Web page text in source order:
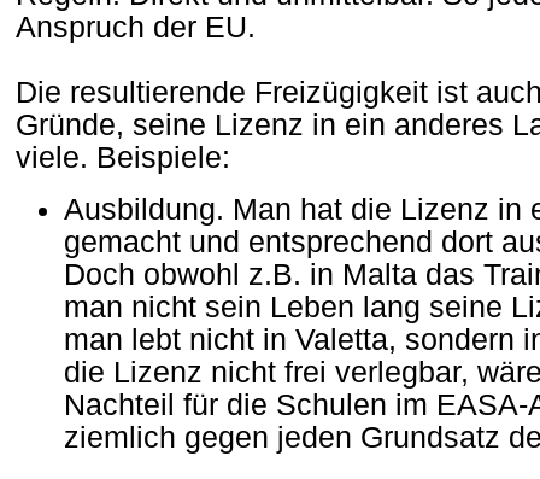
Anspruch der EU.
Die resultierende Freizügigkeit ist
Gründe, seine Lizenz in ein anderes
viele. Beispiele:
Ausbildung. Man hat die Lizenz in
gemacht und entsprechend dort
Doch obwohl z.B. in Malta das
man nicht sein Leben lang seine
man lebt nicht in Valetta, sondern
die Lizenz nicht frei verlegbar,
Nachteil für die Schulen im
ziemlich gegen jeden Grundsatz